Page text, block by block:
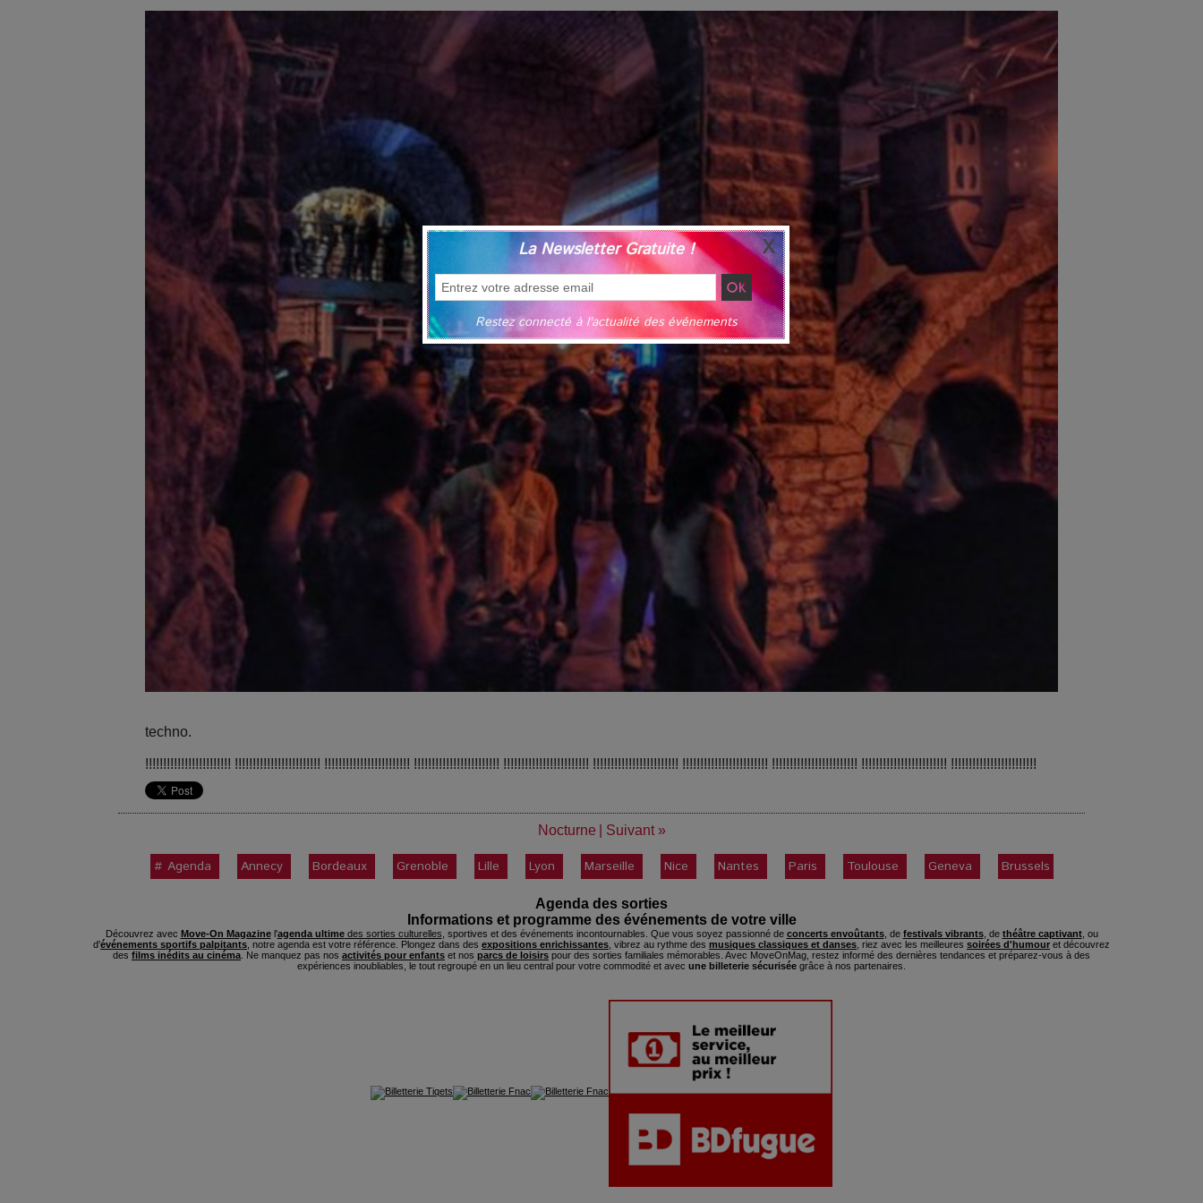
techno.
!!!!!!!!!!!!!!!!!!!!!!!! !!!!!!!!!!!!!!!!!!!!!!!! !!!!!!!!!!!!!!!!!!!!!!!! !!!!!!!!!!!!!!!!!!!!!!!! !!!!!!!!!!!!!!!!!!!!!!!! !!!!!!!!!!!!!!!!!!!!!!!! !!!!!!!!!!!!!!!!!!!!!!!! !!!!!!!!!!!!!!!!!!!!!!!! !!!!!!!!!!!!!!!!!!!!!!!! !!!!!!!!!!!!!!!!!!!!!!!!
Nocturne Suivant »
# Agenda Annecy Bordeaux Grenoble Lille Lyon Marseille Nice Nantes Paris Toulouse Geneva Brussels
Agenda des sorties
Informations et programme des événements de votre ville
Découvrez avec Move-On Magazinel'agenda ultimedes sorties culturelles , sportives et des événements incontournables. Que vous soyez passionné de concerts envoûtants, de festivals vibrants, de théâtre captivant, ou
d'événements sportifs palpitants , notre agenda est votre référence. Plongez dans des expositions enrichissantes , vibrez au rythme des musiques classiques et danses , riez avec les meilleures soirées d'humour et découvrez
des films inédits au cinéma . Ne manquez pas nos activités pour enfants et nos parcs de loisirs pour des sorties familiales mémorables. Avec MoveOnMag, restez informé des dernières tendances et préparez-vous à des
expériences inoubliables, le tout regroupé en un lieu central pour votre commodité et avec une billeterie sécurisée grâce à nos partenaires.
La Newsletter Gratuite !
Restez connecté à l'actualité des événements